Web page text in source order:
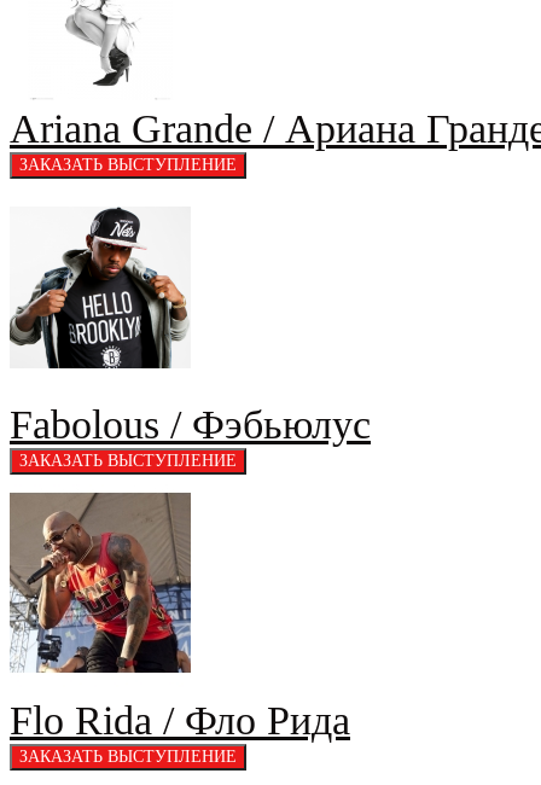
Ariana Grande / Ариана
Fabolous / Фэбьюлус
Flo Rida / Фло Pида